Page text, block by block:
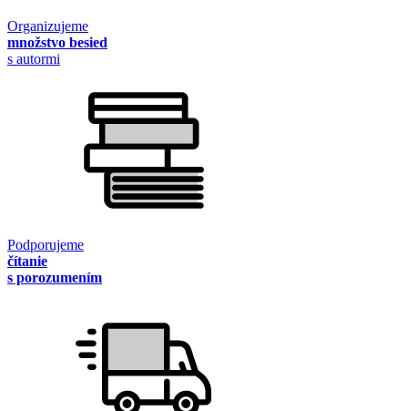
Organizujeme
množstvo besied
s autormi
Podporujeme
čítanie
s porozumením